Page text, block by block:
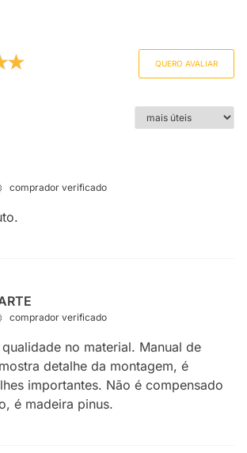
QUERO AVALIAR
comprador verificado
comprador verificado
no material. Manual de
detalhe da montagem, é
importantes. Não é compensado
é madeira pinus.